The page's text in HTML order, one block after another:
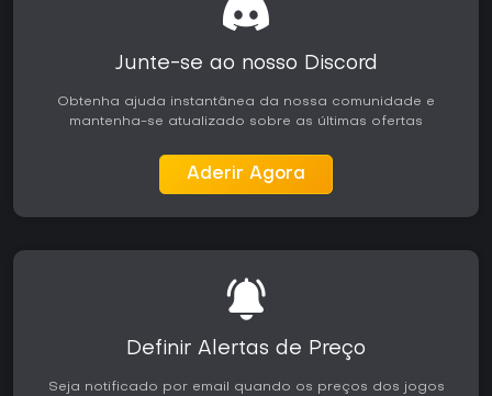
Junte-se ao nosso Discord
Obtenha ajuda instantânea da nossa comunidade e
mantenha-se atualizado sobre as últimas ofertas
Aderir Agora
Definir Alertas de Preço
Seja notificado por email quando os preços dos jogos